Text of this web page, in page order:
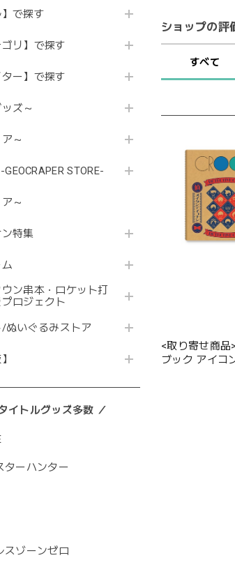
】で探す
ゴリ】で探す
ター】で探す
ズ～
～
STORE-
～
特集
ン串本・ロケット打
ロジェクト
ぬいぐるみストア
イトルグッズ多数 ／
ターハンター
スゾーンゼロ
ショップの評
すべて
<取り寄せ商品
ブック アイコ